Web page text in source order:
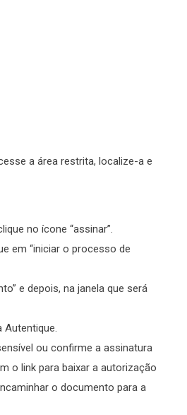
a área restrita, localize-a e
no ícone “assinar”.
em “iniciar o processo de
e depois, na janela que será
ou confirme a assinatura
o link para baixar a autorização
o documento para a